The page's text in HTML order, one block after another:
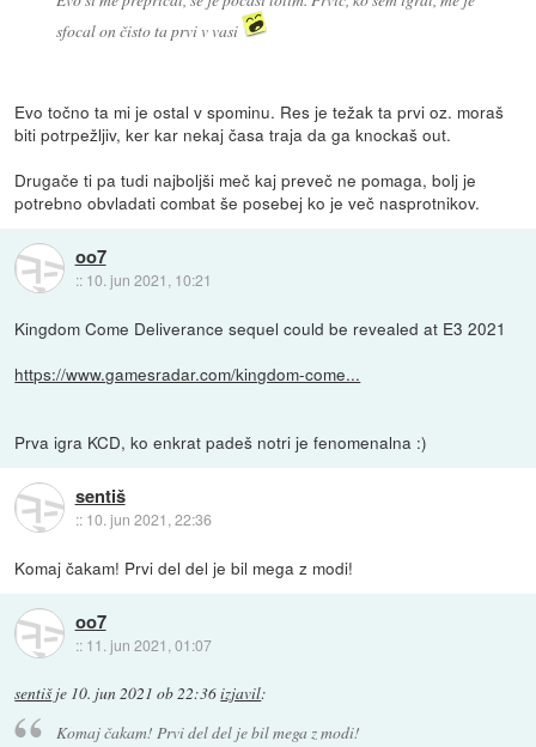
sfocal on čisto ta prvi v vasi
Evo točno ta mi je ostal v spominu. Res je težak ta prvi oz. moraš
biti potrpežljiv, ker kar nekaj časa traja da ga knockaš out.
Drugače ti pa tudi najboljši meč kaj preveč ne pomaga, bolj je
potrebno obvladati combat še posebej ko je več nasprotnikov.
oo7
:: 10. jun 2021, 10:21
Kingdom Come Deliverance sequel could be revealed at E3 2021
https://www.gamesradar.com/kingdom-come...
Prva igra KCD, ko enkrat padeš notri je fenomenalna :)
sentiš
:: 10. jun 2021, 22:36
Komaj čakam! Prvi del del je bil mega z modi!
oo7
:: 11. jun 2021, 01:07
sentišje 10. jun 2021 ob 22:36izjavil:
Komaj čakam! Prvi del del je bil mega z modi!